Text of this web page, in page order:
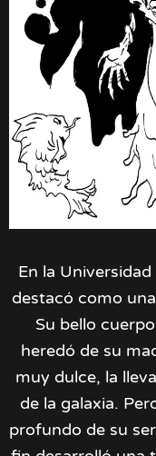
En la
destacó como
Su bello
heredó de su
muy dulce, la
de la galaxia.
profundo de su